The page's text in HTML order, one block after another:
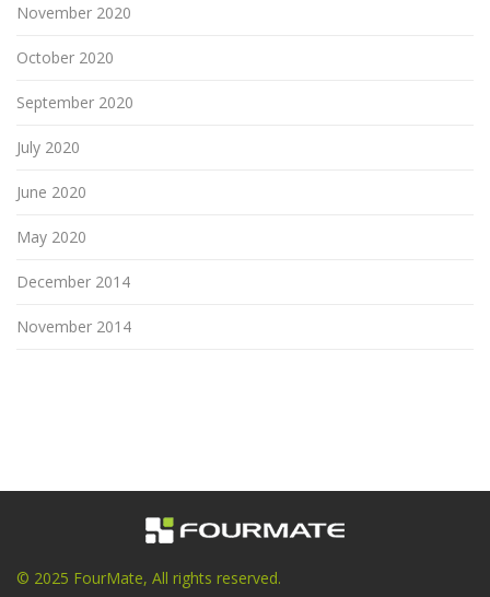
November 2020
October 2020
September 2020
July 2020
June 2020
May 2020
December 2014
November 2014
© 2025 FourMate, All rights reserved.